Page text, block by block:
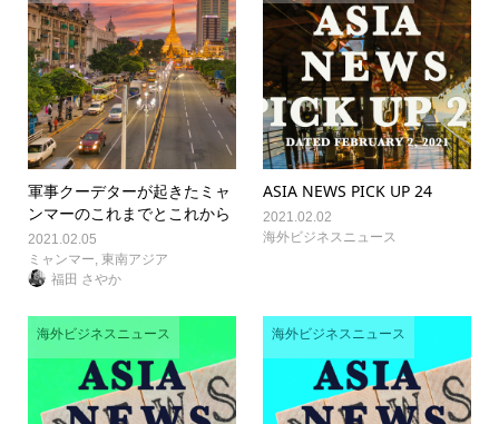
軍事クーデターが起きたミャ
ンマーのこれまでとこれから
2021.02.05
ミャンマー 東南アジア
福田 さやか
ASIA NEWS PICK UP 24
2021.02.02
海外ビジネスニュース
海外ビジネスニュース 海外ビジネスニュース